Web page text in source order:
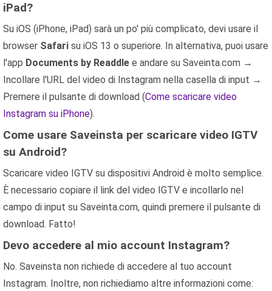
iPad?
Su iOS (iPhone, iPad) sarà un po' più complicato, devi usare il
browser Safari su iOS 13 o superiore. In alternativa, puoi usare
l'app Documents by Readdle e andare su Saveinta.com →
Incollare l'URL del video di Instagram nella casella di input →
Premere il pulsante di download (Come scaricare video
Instagram su iPhone).
Come usare Saveinsta per scaricare video IGTV
su Android?
Scaricare video IGTV su dispositivi Android è molto semplice.
È necessario copiare il link del video IGTV e incollarlo nel
campo di input su Saveinta.com, quindi premere il pulsante di
download. Fatto!
Devo accedere al mio account Instagram?
No. Saveinsta non richiede di accedere al tuo account
Instagram. Inoltre, non richiediamo altre informazioni come: